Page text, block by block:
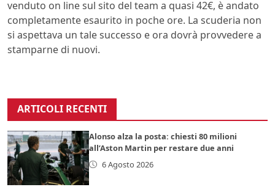
venduto on line sul sito del team a quasi 42€, è andato
completamente esaurito in poche ore. La scuderia non
si aspettava un tale successo e ora dovrà provvedere a
stamparne di nuovi.
ARTICOLI RECENTI
Alonso alza la posta: chiesti 80 milioni
all’Aston Martin per restare due anni
6 Agosto 2026